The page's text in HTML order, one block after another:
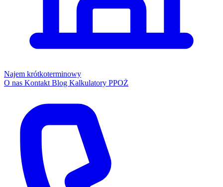
Najem krótkoterminowy
O nas Kontakt Blog Kalkulatory PPOŻ